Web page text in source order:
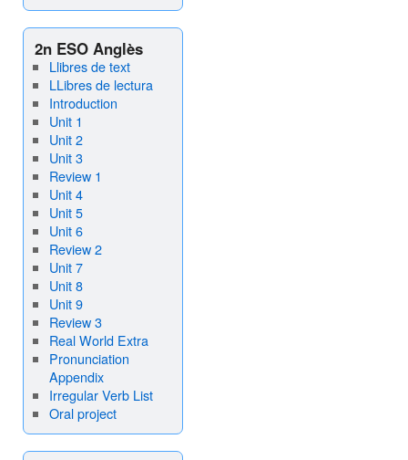
2n ESO Anglès
Llibres de text
LLibres de lectura
Introduction
Unit 1
Unit 2
Unit 3
Review 1
Unit 4
Unit 5
Unit 6
Review 2
Unit 7
Unit 8
Unit 9
Review 3
Real World Extra
Pronunciation
Appendix
Irregular Verb List
Oral project